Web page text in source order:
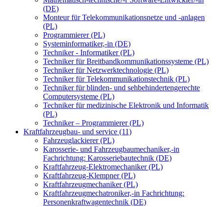
(DE)
Monteur für Telekommunikationsnetze und -anlagen
(PL)
Programmierer (PL)
Systeminformatiker,-in (DE)
Techniker - Informatiker (PL)
Techniker für Breitbandkommunikationssysteme (PL)
Techniker für Netzwerktechnologie (PL)
Techniker für Telekommunikationstechnik (PL)
Techniker für blinden- und sehbehindertengerechte
Computersysteme (PL)
Techniker für medizinische Elektronik und Informatik
(PL)
Techniker – Programmierer (PL)
Kraftfahrzeugbau- und service (11)
Fahrzeuglackierer (PL)
Karosserie- und Fahrzeugbaumechaniker,-in
Fachrichtung: Karosseriebautechnik (DE)
Kraftfahrzeug-Elektromechaniker (PL)
Kraftfahrzeug-Klempner (PL)
Kraftfahrzeugmechaniker (PL)
Kraftfahrzeugmechatroniker,-in Fachrichtung:
Personenkraftwagentechnik (DE)